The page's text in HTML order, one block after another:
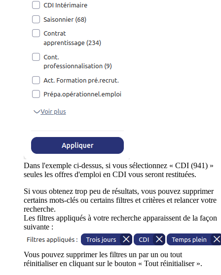
Dans l'exemple ci-dessus, si vous sélectionnez « CDI (941) »
seules les offres d'emploi en CDI vous seront restituées.
Si vous obtenez trop peu de résultats, vous pouvez supprimer
certains mots-clés ou certains filtres et critères et relancer votre
recherche.
Les filtres appliqués à votre recherche apparaissent de la façon
suivante :
Vous pouvez supprimer les filtres un par un ou tout
réinitialiser en cliquant sur le bouton « Tout réinitialiser ».